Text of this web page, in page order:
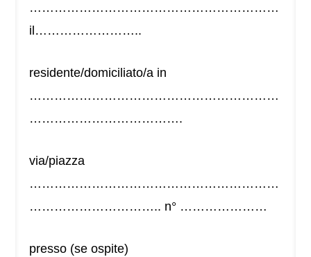
……………………………………………………
il……………………..
residente/domiciliato/a in
……………………………………………………
……………………………….
via/piazza
……………………………………………………
………………………….. n° …………………
presso (se ospite)